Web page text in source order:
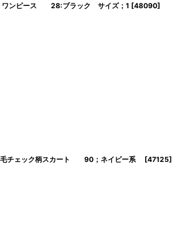
ピース 28:ブラック サイズ；1 [48090]
ェック柄スカート 90；ネイビー系 [47125]